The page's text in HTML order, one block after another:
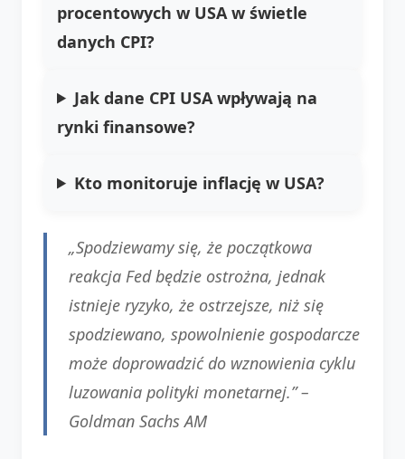
procentowych w USA w świetle
danych CPI?
Jakdane CPI USA wpływają na
rynki finansowe?
Kto monitoruje inflację w USA?
„Spodziewamy się, że początkowa
reakcja Fed będzie ostrożna, jednak
istnieje ryzyko, że ostrzejsze, niż się
spodziewano, spowolnienie gospodarcze
może doprowadzić do wznowienia cyklu
luzowania polityki monetarnej.” –
Goldman Sachs AM